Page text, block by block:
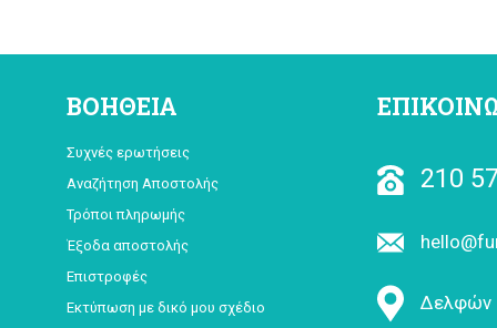
ΒΟΗΘΕΙΑ
Συχνές ερωτήσεις
Αναζήτηση Αποστολής
Τρόποι πληρωμής
Έξοδα αποστολής
Επιστροφές
Εκτύπωση με δικό μου σχέδιο
210
Δελφών